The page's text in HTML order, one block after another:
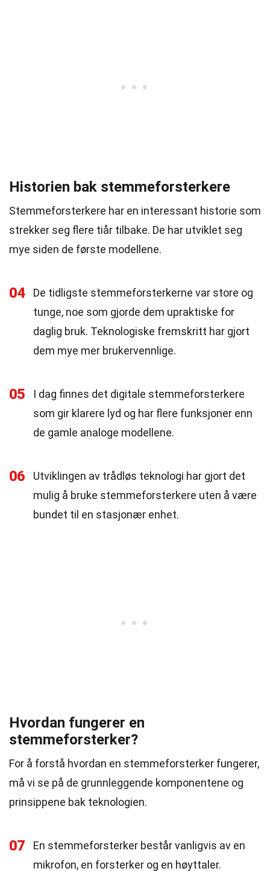
Historien bak stemmeforsterkere
Stemmeforsterkere har en interessant historie som
strekker seg flere tiår tilbake. De har utviklet seg
mye siden de første modellene.
04
De tidligste stemmeforsterkerne var store og
tunge, noe som gjorde dem upraktiske for
daglig bruk. Teknologiske fremskritt har gjort
dem mye mer brukervennlige.
05
I dag finnes det digitale stemmeforsterkere
som gir klarere lyd og har flere funksjoner enn
de gamle analoge modellene.
06
Utviklingen av trådløs teknologi har gjort det
mulig å bruke stemmeforsterkere uten å være
bundet til en stasjonær enhet.
Hvordan fungerer en
stemmeforsterker?
For å forstå hvordan en stemmeforsterker fungerer,
må vi se på de grunnleggende komponentene og
prinsippene bak teknologien.
07
En stemmeforsterker består vanligvis av en
mikrofon, en forsterker og en høyttaler.